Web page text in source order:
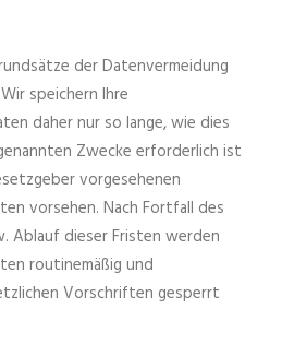
der Datenvermeidung
speichern Ihre
daher nur so lange, wie dies
Zwecke erforderlich ist
vorgesehenen
vorsehen. Nach Fortfall des
Ablauf dieser Fristen werden
routinemäßig und
Vorschriften gesperrt